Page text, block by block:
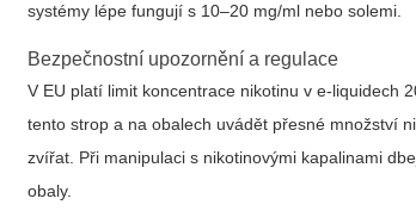
systémy lépe fungují s 10–20 mg/ml nebo solemi.
Bezpečnostní upozornění a regulace
V EU platí limit koncentrace nikotinu v e-liquidech
tento strop a na obalech uvádět přesné množství
zvířat. Při manipulaci s nikotinovými kapalinami
obaly.